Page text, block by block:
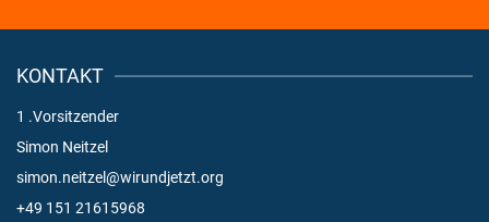
KONTAKT
1 .Vorsitzender
Simon Neitzel
simon.neitzel@wirundjetzt.org
+49 151 21615968